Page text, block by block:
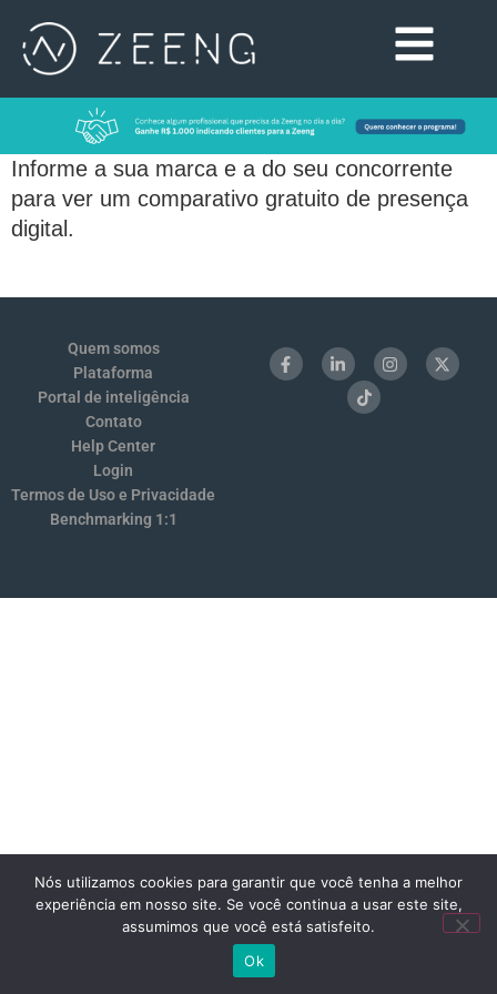
Informe a sua marca e a do seu concorrente
para ver um comparativo gratuito de presença
digital.
Quem somos
Plataforma
Portal de inteligência
Contato
Help Center
Login
Termos de Uso e Privacidade
Benchmarking 1:1
Nós utilizamos cookies para garantir que você tenha a melhor
experiência em nosso site. Se você continua a usar este site,
assumimos que você está satisfeito.
Ok